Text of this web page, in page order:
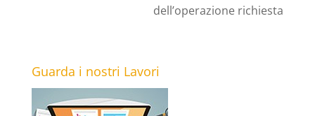
dell’operazione richiesta
Guarda i nostri Lavori